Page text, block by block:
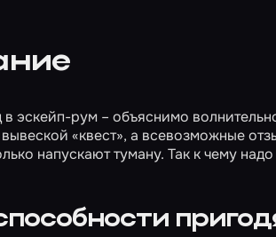
эскейп-рум – объяснимо
«квест», а всевозможные
напускают туману. Так к чему